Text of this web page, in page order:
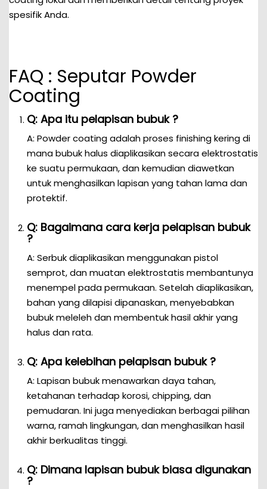
spesifik Anda.
FAQ : Seputar Powder
Coating
Q: Apa itu pelapisan bubuk ?
A: Powder coating adalah proses finishing kering di
mana bubuk halus diaplikasikan secara elektrostatis
ke suatu permukaan, dan kemudian diawetkan
untuk menghasilkan lapisan yang tahan lama dan
protektif.
Q: Bagaimana cara kerja pelapisan bubuk
?
A: Serbuk diaplikasikan menggunakan pistol
semprot, dan muatan elektrostatis membantunya
menempel pada permukaan. Setelah diaplikasikan,
bahan yang dilapisi dipanaskan, menyebabkan
bubuk meleleh dan membentuk hasil akhir yang
halus dan rata.
Q: Apa kelebihan pelapisan bubuk ?
A: Lapisan bubuk menawarkan daya tahan,
ketahanan terhadap korosi, chipping, dan
pemudaran. Ini juga menyediakan berbagai pilihan
warna, ramah lingkungan, dan menghasilkan hasil
akhir berkualitas tinggi.
Q: Dimana lapisan bubuk biasa digunakan
?